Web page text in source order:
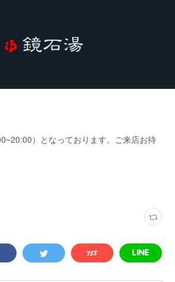
）となっております。ご来店お待